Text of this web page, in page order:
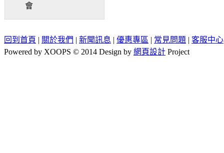
會
回到首頁 | 關於我們 | 新聞訊息 | 優惠專區 | 常見問題 | 客服中心
Powered by XOOPS © 2014 Design by 網頁設計 Project